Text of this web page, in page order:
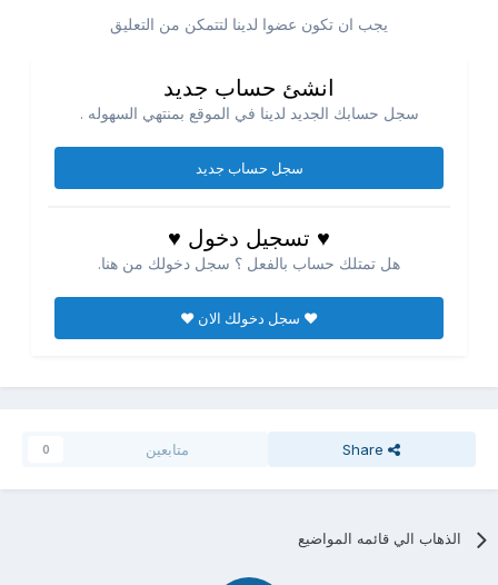
يجب ان تكون عضوا لدينا لتتمكن من التعليق
انشئ حساب جديد
سجل حسابك الجديد لدينا في الموقع بمنتهي السهوله .
سجل حساب جديد
♥ تسجيل دخول ♥
هل تمتلك حساب بالفعل ؟ سجل دخولك من هنا.
♥ سجل دخولك الان ♥
Share متابعين 0
الذهاب الي قائمه المواضيع